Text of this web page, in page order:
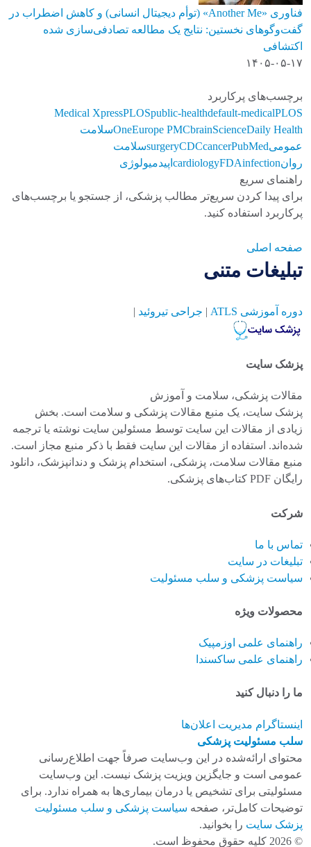
فناوری «Another Me» (توأم دیجیتال انسانی) و کاهش اضطراب در
گفت‌وگوهای نخستین: نتایج یک مطالعه تصادفی‌سازی شده
اکتشافی
۱۴۰۵-۰۵-۱۷
برچسب‌های پرکاربرد
Medical XpressPLOSpublic-healthdefault-medicalPLOS
OneEurope PMCbrainScienceDaily Health
سلامت
عمومی
surgeryCDCcancerPubMed
سلامت
روان
cardiologyFDAinfection
اپیدمیولوژی
راهنمای سریع
برای پیدا کردن سریع‌تر مطالب پزشکی، از جستجو یا برچسب‌های
پرکاربرد استفاده کنید.
صفحه اصلی
تبلیغات متنی
دوره آموزشی ATLS | جراحی تیروئید |
پزشک سایت
مقالات پزشکی، سلامت و آموزش
پزشک سایت، یک منبع مقالات پزشکی و سلامت است. بخش
زیادی از مقالات این سایت توسط مسئولین سایت نوشته یا ترجمه
شده‌اند. استفاده از مقالات این سایت فقط با ذکر منبع مجاز است.
منبع مقالات سلامت، پزشکی، استخدام پزشک و دندانپزشک، دانلود
رایگان PDF کتاب‌های پزشکی.
شرکت
تماس با ما
تبلیغات در سایت
سیاست پزشکی و سلب مسئولیت
محصولات ویژه
راهنمای علمی اوزمپیک
راهنمای علمی ساکسندا
ما را دنبال کنید
اینستاگرام مدیریت اعلان‌ها
سلب مسئولیت پزشکی
محتوای ارائه‌شده در این وب‌سایت صرفاً جهت اطلاع‌رسانی
عمومی است و جایگزین ویزیت پزشک نیست. این وب‌سایت
مسئولیتی برای تشخیص یا درمان بیماری‌ها به همراه ندارد. برای
توضیحات کامل‌تر، صفحه سیاست پزشکی و سلب مسئولیت
پزشک سایت را بخوانید.
© 2026 کلیه حقوق محفوظ است.